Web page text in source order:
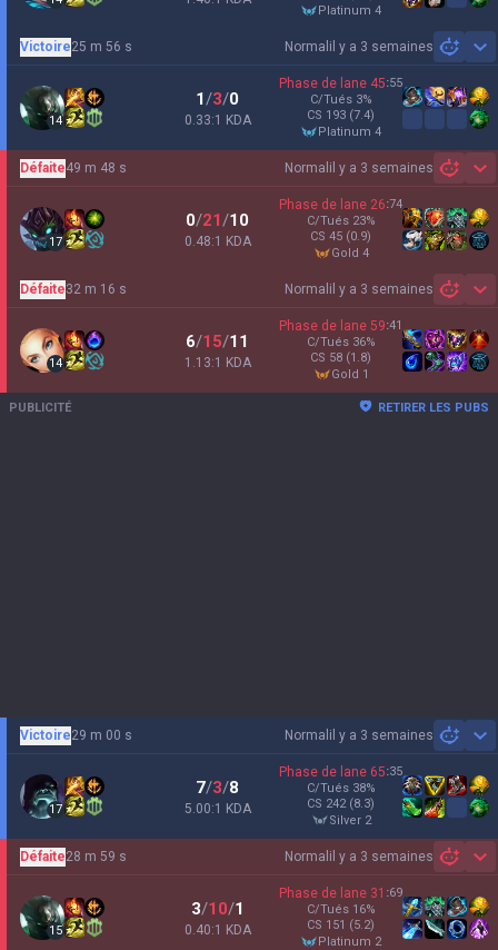
platinum 4
Normal il y a 3 semaines
Victoire25 m 56 s
14
1/3/0
0.33:1 KDA
Phase de lane 45:55
C/Tués 3%
CS 193 (7.4)
platinum 4
Normal il y a 3 semaines
Défaite49 m 48 s
17
0/21/10
0.48:1 KDA
Phase de lane 26:74
C/Tués 23%
CS 45 (0.9)
gold 4
Normal il y a 3 semaines
Défaite32 m 16 s
14
6/15/11
1.13:1 KDA
Phase de lane 59:41
C/Tués 36%
CS 58 (1.8)
gold 1
PUBLICITÉ RETIRER LES PUBS
Normal il y a 3 semaines
Victoire29 m 00 s
17
7/3/8
5.00:1 KDA
Phase de lane 65:35
C/Tués 38%
CS 242 (8.3)
silver 2
Normal il y a 3 semaines
Défaite28 m 59 s
15
3/10/1
0.40:1 KDA
Phase de lane 31 :69
C/Tués 16%
CS 151 (5.2)
platinum 2